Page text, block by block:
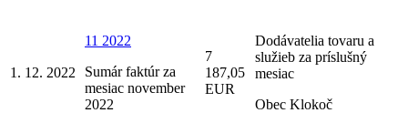
1. 12. 2022
11 2022
Sumár faktúr za
mesiac november
2022
7
187,05
EUR
Dodávatelia tovaru a
služieb za príslušný
mesiac
Obec Klokoč